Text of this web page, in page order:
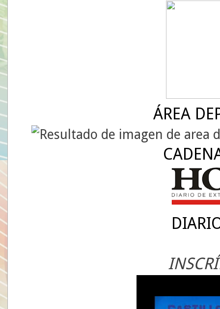
ÁREA